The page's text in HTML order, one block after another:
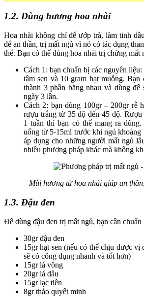
1.2. Dùng hương hoa nhài
Hoa nhài không chỉ để ướp trà, làm tinh
để an thần, trị mất ngủ vì nó có tác dụng
thể. Bạn có thể dùng hoa nhài trị chứng mất
Cách 1: bạn chuẩn bị các nguyên
tâm sen và 10 gram hạt muỗng. Bạn
thành 3 phần bằng nhau và dùng
ngày 3 lần.
Cách 2: bạn dùng 100gr – 200gr rễ
rượu trắng từ 35 độ đến 45 độ. Rượu
1 tuần thì bạn có thể mang ra
uống từ 5-15ml trước khi ngủ khoảng
áp dụng cho những người mất ngủ
nhiều phương pháp khác mà không
Mùi hương từ hoa nhài giúp an
1.3. Đậu đen
Để dùng đậu đen trị mất ngủ, bạn cần chuẩn
30gr đậu đen
15gr hạt sen (nếu có thể chịu được vị
sẽ có công dụng nhanh và tốt hơn)
15gr lá vông
20gr lá dâu
15gr lạc tiên
8gr thảo quyết minh